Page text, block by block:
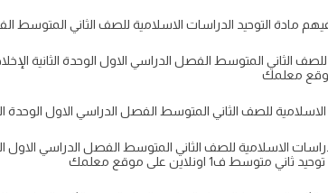
الثاني المتوسط الفصل الدراسي الاول الوحدة الثانية
الاسلامية للصف الثاني المتوسط الفصل الدراسي الاول
ف1 اونلاين على موقع معلمك